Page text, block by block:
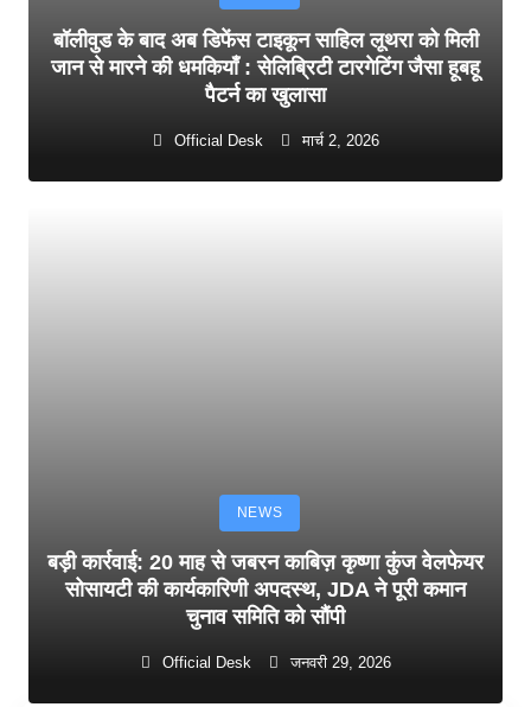
बॉलीवुड के बाद अब डिफेंस टाइकून साहिल लूथरा को मिली
जान से मारने की धमकियाँ : सेलिब्रिटी टारगेटिंग जैसा हूबहू
पैटर्न का खुलासा
Official Desk मार्च 2, 2026
NEWS
बड़ी कार्रवाई: 20 माह से जबरन काबिज़ कृष्णा कुंज वेलफेयर
सोसायटी की कार्यकारिणी अपदस्थ, JDA ने पूरी कमान
चुनाव समिति को सौंपी
Official Desk जनवरी 29, 2026